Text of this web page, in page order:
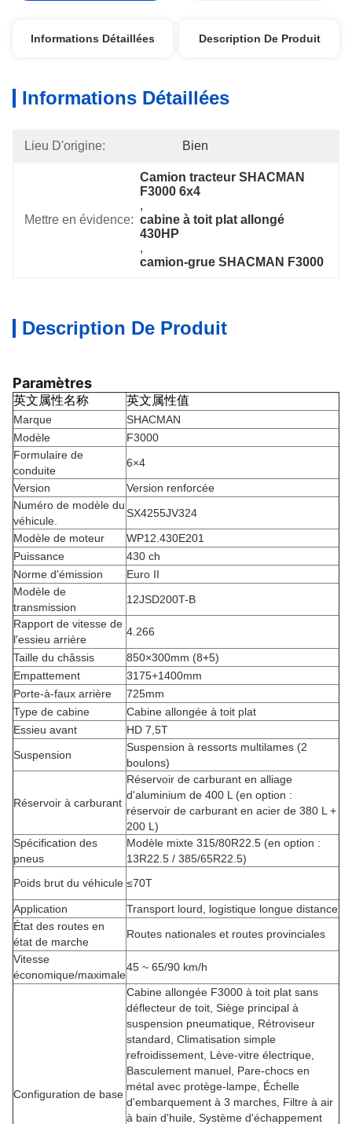
Informations Détaillées Description De Produit
Informations Détaillées
Lieu D'origine: Bien
Mettre en évidence:
Camion tracteur SHACMAN
F3000 6x4
,
cabine à toit plat allongé
430HP
,
camion-grue SHACMAN F3000
Description De Produit
Paramètres
英文属性名称 英文属性值
Marque
SHACMAN
Modèle
F3000
Formulaire de
conduite
6×4
Version
Version renforcée
Numéro de modèle du
véhicule.
SX4255JV324
Modèle de moteur
WP12.430E201
Puissance
430 ch
Norme d'émission
Euro II
Modèle de
transmission
12JSD200T-B
Rapport de vitesse de
l'essieu arrière
4.266
Taille du châssis
850×300mm (8+5)
Empattement
3175+1400mm
Porte-à-faux arrière
725mm
Type de cabine
Cabine allongée à toit plat
Essieu avant
HD 7,5T
Suspension
Suspension à ressorts multilames (2
boulons)
Réservoir à carburant
Réservoir de carburant en alliage
d'aluminium de 400 L (en option :
réservoir de carburant en acier de 380 L +
200 L)
Spécification des
pneus
Modèle mixte 315/80R22.5 (en option :
13R22.5 / 385/65R22.5)
Poids brut du véhicule ≤70T
Application
Transport lourd, logistique longue distance
État des routes en
état de marche
Routes nationales et routes provinciales
Vitesse
économique/maximale
45 ~ 65/90 km/h
Configuration de base
Cabine allongée F3000 à toit plat sans
déflecteur de toit, Siège principal à
suspension pneumatique, Rétroviseur
standard, Climatisation simple
refroidissement, Lève-vitre électrique,
Basculement manuel, Pare-chocs en
métal avec protège-lampe, Échelle
d'embarquement à 3 marches, Filtre à air
à bain d'huile, Système d'échappement